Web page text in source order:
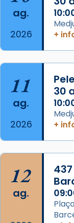
comitè
del Sant
Josep
concelebrat
Mons. David
📸 Dr. G.
Photo
View on Facebook ·
2 weeks
Memòria de
ag.
2026
+
11
ag.
2026
30
+
12
ag.